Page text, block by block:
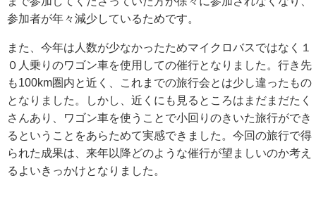
参加者が年々減少しているためです。
また、今年は人数が少なかったためマイクロバスではなく１
０人乗りのワゴン車を使用しての催行となりました。行き先
も100km圏内と近く、これまでの旅行会とは少し違ったもの
となりました。しかし、近くにも見るところはまだまだたく
さんあり、ワゴン車を使うことで小回りのきいた旅行ができ
るということをあらためて実感できました。今回の旅行で得
られた成果は、来年以降どのような催行が望ましいのか考え
るよいきっかけとなりました。